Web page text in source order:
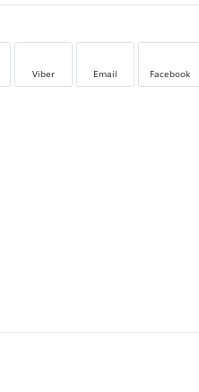
Viber Email Facebook